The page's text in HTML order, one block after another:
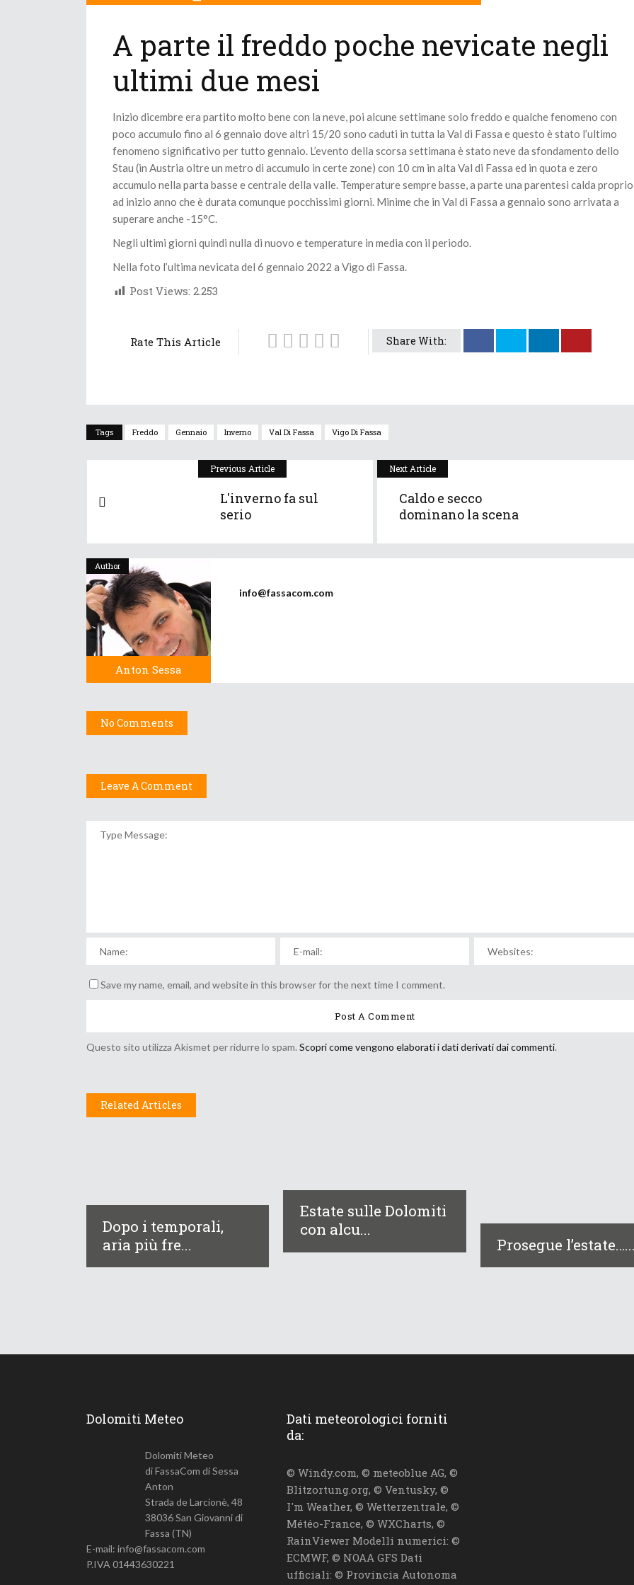
A parte il freddo poche nevicate negli
ultimi due mesi
Inizio dicembre era partito molto bene con la neve, poi alcune settimane solo freddo e qualche fenomeno con
poco accumulo fino al 6 gennaio dove altri 15/20 sono caduti in tutta la Val di Fassa e questo è stato l’ultimo
fenomeno significativo per tutto gennaio. L’evento della scorsa settimana è stato neve da sfondamento dello
Stau (in Austria oltre un metro di accumulo in certe zone) con 10 cm in alta Val di Fassa ed in quota e zero
accumulo nella parta basse e centrale della valle. Temperature sempre basse, a parte una parentesi calda proprio
ad inizio anno che è durata comunque pocchissimi giorni. Minime che in Val di Fassa a gennaio sono arrivata a
superare anche -15°C.
Negli ultimi giorni quindi nulla di nuovo e temperature in media con il periodo.
Nella foto l’ultima nevicata del 6 gennaio 2022 a Vigo di Fassa.
Post Views: 2.253
Share With:
Rate This Article
Tags Freddo Gennaio Inverno Val Di Fassa Vigo Di Fassa
Previous Article
L'inverno fa sul
serio
Next Article
Caldo e secco
dominano la scena
Author
Anton Sessa
info@fassacom.com
No Comments
Leave A Comment
Save my name, email, and website in this browser for the next time I comment.
Questo sito utilizza Akismet per ridurre lo spam. Scopri come vengono elaborati i dati derivati dai commenti.
Related Articles
Dopo i temporali,
aria più fre...
Estate sulle Dolomiti
con alcu...
Prosegue l’estate…...
Dolomiti Meteo
Dolomiti Meteo
di FassaCom di Sessa
Anton
Strada de Larcionè, 48
38036 San Giovanni di
Fassa (TN)
E-mail: info@fassacom.com
P.IVA 01443630221
Dati meteorologici forniti
da:
© Windy.com, © meteoblue AG, ©
Blitzortung.org, © Ventusky, ©
I'm Weather, © Wetterzentrale, ©
Météo-France, © WXCharts, ©
RainViewer Modelli numerici: ©
ECMWF, © NOAA GFS Dati
ufficiali: © Provincia Autonoma